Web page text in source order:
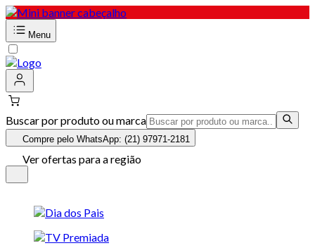
Menu
Buscar por produto ou marca
Compre pelo WhatsApp: (21) 97971-2181
Ver ofertas para a região